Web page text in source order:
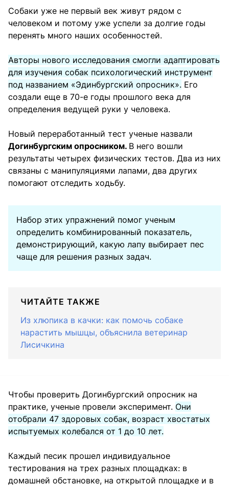
Собаки уже не первый век живут рядом с
человеком и потому уже успели за долгие годы
перенять много наших особенностей.
Авторы нового исследования смогли адаптировать
для изучения собак психологический инструмент
под названием «Эдинбургский опросник». Его
создали еще в 70-е годы прошлого века для
определения ведущей руки у человека.
Новый переработанный тест ученые назвали
Догинбургским опросником. В него вошли
результаты четырех физических тестов. Два из них
связаны с манипуляциями лапами, два других
помогают отследить ходьбу.
Набор этих упражнений помог ученым
определить комбинированный показатель,
демонстрирующий, какую лапу выбирает пес
чаще для решения разных задач.
ЧИТАЙТЕ ТАКЖЕ
Из хлюпика в качки: как помочь собаке
нарастить мышцы, объяснила ветеринар
Лисичкина
Чтобы проверить Догинбургский опросник на
практике, ученые провели эксперимент. Они
отобрали 47 здоровых собак, возраст хвостатых
испытуемых колебался от 1 до 10 лет.
Каждый песик прошел индивидуальное
тестирования на трех разных площадках: в
домашней обстановке, на открытой площадке и в